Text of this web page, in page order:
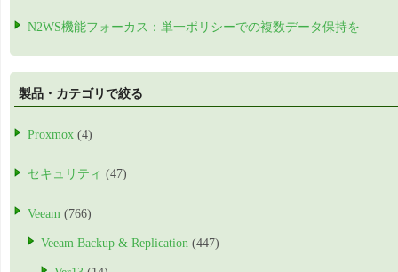
N2WS機能フォーカス：単一ポリシーでの複数データ保持を
製品・カテゴリで絞る
Proxmox (4)
セキュリティ (47)
Veeam (766)
Veeam Backup & Replication (447)